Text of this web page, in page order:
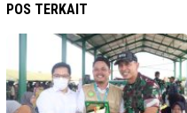
POS TERKAIT